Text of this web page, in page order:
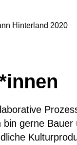
bin gerne